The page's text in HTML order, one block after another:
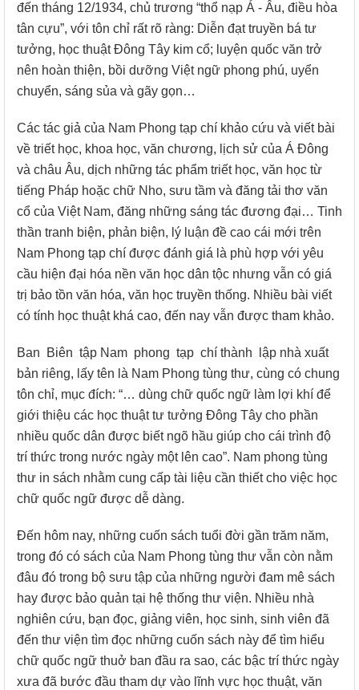
đến tháng 12/1934, chủ trương “thổ nạp Á - Âu, điều hòa
tân cựu”, với tôn chỉ rất rõ ràng: Diễn đạt truyền bá tư
tưởng, học thuật Đông Tây kim cổ; luyện quốc văn trở
nên hoàn thiện, bồi dưỡng Việt ngữ phong phú, uyển
chuyển, sáng sủa và gãy gọn…
Các tác giả của Nam Phong tạp chí khảo cứu và viết bài
về triết học, khoa học, văn chương, lịch sử của Á Đông
và châu Âu, dịch những tác phẩm triết học, văn học từ
tiếng Pháp hoặc chữ Nho, sưu tầm và đăng tải thơ văn
cổ của Việt Nam, đăng những sáng tác đương đại… Tinh
thần tranh biện, phản biện, lý luận đề cao cái mới trên
Nam Phong tạp chí được đánh giá là phù hợp với yêu
cầu hiện đại hóa nền văn học dân tộc nhưng vẫn có giá
trị bảo tồn văn hóa, văn học truyền thống. Nhiều bài viết
có tính học thuật khá cao, đến nay vẫn được tham khảo.
Ban Biên tập Nam phong tạp chí thành lập nhà xuất
bản riêng, lấy tên là Nam Phong tùng thư, cùng có chung
tôn chỉ, mục đích: “… dùng chữ quốc ngữ làm lợi khí để
giới thiệu các học thuật tư tưởng Đông Tây cho phần
nhiều quốc dân được biết ngõ hầu giúp cho cái trình độ
trí thức trong nước ngày một lên cao”. Nam phong tùng
thư in sách nhằm cung cấp tài liệu cần thiết cho việc học
chữ quốc ngữ được dễ dàng.
Đến hôm nay, những cuốn sách tuổi đời gần trăm năm,
trong đó có sách của Nam Phong tùng thư vẫn còn nằm
đâu đó trong bộ sưu tập của những người đam mê sách
hay được bảo quản tại hệ thống thư viện. Nhiều nhà
nghiên cứu, bạn đọc, giảng viên, học sinh, sinh viên đã
đến thư viện tìm đọc những cuốn sách này để tìm hiểu
chữ quốc ngữ thuở ban đầu ra sao, các bậc trí thức ngày
xưa đã bước đầu tham dự vào lĩnh vực học thuật, văn